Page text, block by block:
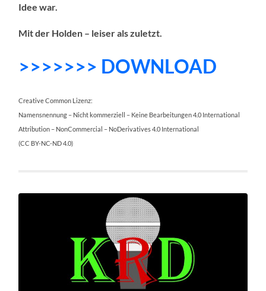
Idee war.
Mit der Holden – leiser als zuletzt.
>>>>>>> DOWNLOAD
Creative Common Lizenz:
Namensnennung – Nicht kommerziell – Keine Bearbeitungen 4.0 International
Attribution – NonCommercial – NoDerivatives 4.0 International
(CC BY-NC-ND 4.0)